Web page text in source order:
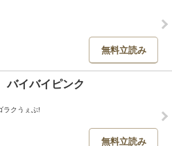
無料立読み
イバイピンク
ラクうぇぶ!
無料立読み